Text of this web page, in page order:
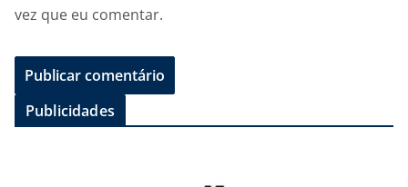
vez que eu comentar.
Publicidades